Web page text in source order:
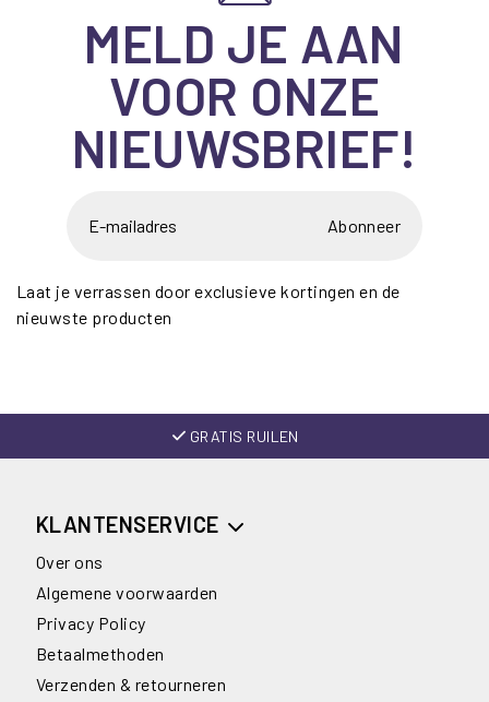
MELD JE AAN
VOOR ONZE
NIEUWSBRIEF!
Abonneer
Laat je verrassen door exclusieve kortingen en de
nieuwste producten
GRATIS RUILEN
KLANTENSERVICE
Over ons
Algemene voorwaarden
Privacy Policy
Betaalmethoden
Verzenden & retourneren